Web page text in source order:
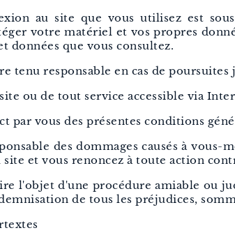
au site que vous utilisez est
votre matériel et vos propres
données que vous consultez.
tenu responsable en cas de
ou de tout service accessible via
par vous des présentes conditions
des dommages causés à
et vous renoncez à toute action
l'objet d'une procédure amiable ou
de tous les préjudices,